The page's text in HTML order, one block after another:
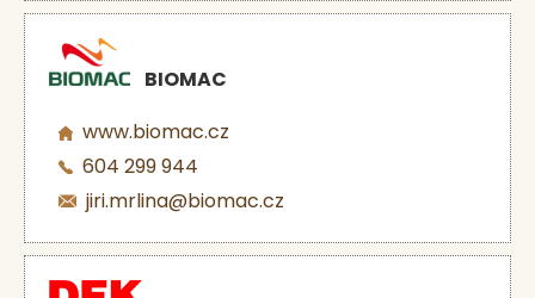
BIOMAC
www.biomac.cz
604 299 944
jiri.mrlina@biomac.cz